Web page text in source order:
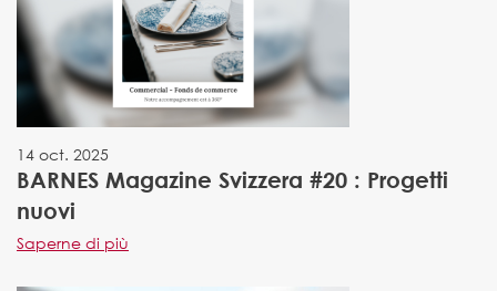
14 oct. 2025
BARNES Magazine Svizzera #20 : Progetti
nuovi
Saperne di più